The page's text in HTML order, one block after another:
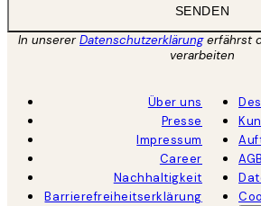
SENDEN
In unsererDatenschutzerklärungerfährst
verarbeiten
Über uns
Presse
Impressum
Career
Nachhaltigkeit
Barrierefreiheitserklärung
AGB